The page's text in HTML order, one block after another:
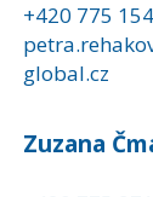
+420 775
global.cz
Zuzana